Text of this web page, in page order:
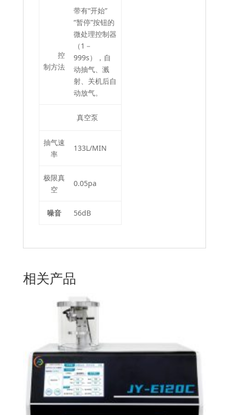
控
制方法
带有“开始”
“暂停”按钮的
微处理控制器
（1－
999s），自
动抽气、溅
射、关机后自
动放气。
真空泵
抽气速
率
133L/MIN
极限真
空
0.05pa
噪音 56dB
相关产品